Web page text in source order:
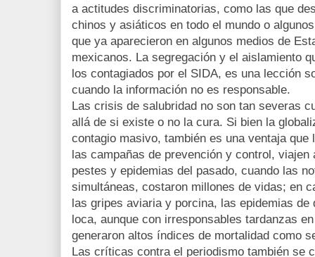
a actitudes discriminatorias, como las que
chinos y asiáticos en todo el mundo o
que ya aparecieron en algunos medios de
mexicanos. La segregación y el aislamiento
los contagiados por el SIDA, es una lección
cuando la información no es responsable.
Las crisis de salubridad no son tan severas
allá de si existe o no la cura. Si bien la
contagio masivo, también es una ventaja
las campañas de prevención y control,
pestes y epidemias del pasado, cuando las
simultáneas, costaron millones de vidas; en
las gripes aviaria y porcina, las epidemias de
loca, aunque con irresponsables tardanzas
generaron altos índices de mortalidad como
Las críticas contra el periodismo también se